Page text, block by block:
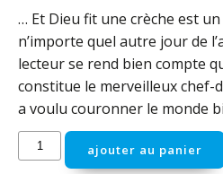
… Et Dieu fit une crèche est
n’importe quel autre jour de
lecteur se rend bien compte
constitue le merveilleux chef-
a voulu couronner le monde
quantité
de
ajouter au panier